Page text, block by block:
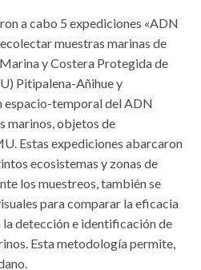
a cabo 5 expediciones «ADN
muestras marinas de
y Costera Protegida de
Pitipalena-Añihue y
temporal del ADN
marinos, objetos de
Estas expediciones abarcaron
ecosistemas y zonas de
los muestreos, también se
para comparar la eficacia
detección e identificación de
Esta metodología permite,